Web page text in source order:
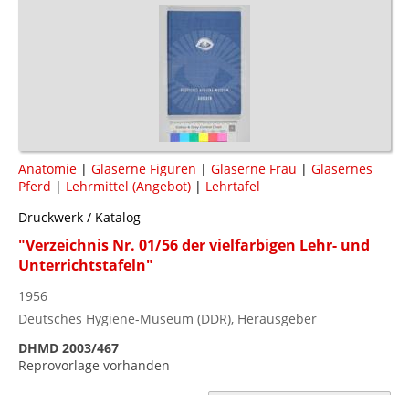
Anatomie | Gläserne Figuren | Gläserne Frau | Gläsernes
Pferd | Lehrmittel (Angebot) | Lehrtafel
Druckwerk / Katalog
"Verzeichnis Nr. 01/56 der vielfarbigen Lehr- und
Unterrichtstafeln"
1956
Deutsches Hygiene-Museum (DDR), Herausgeber
DHMD 2003/467
Reprovorlage vorhanden